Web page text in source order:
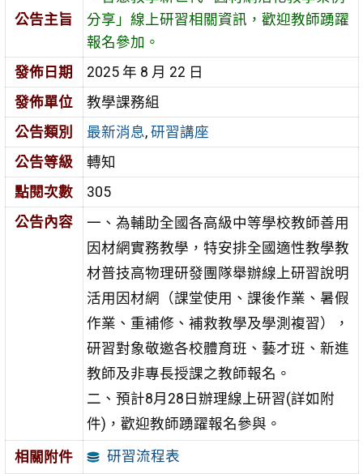
公告主旨
分享」線上研習相關資訊，歡迎教師踴躍
報名參加。
發佈日期
2025 年 8 月 22 日
發佈單位
教學課務組
公告類別
最新消息, 研習講座
公告等級
轉知
點閱次數
305
公告內容
一、為輔助全國各高級中等學校教師善用
因材網實務教學，特安排全國適性教學教
材普技高物理研發團隊舉辦線上研習說明
活用因材網（課堂使用、課後作業、暑假
作業、重補修、補救教學及學測複習），
研習對象敬邀各校體育班、藝才班、新進
教師及非專長授課之教師報名。
二、預計8月28日辦理線上研習(詳如附
件)，歡迎教師踴躍報名參與。
相關附件 研習流程表